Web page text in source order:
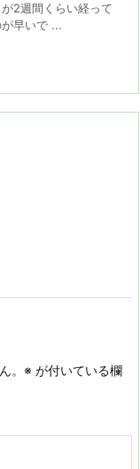
2週間くらい経って
早いで ...
。 ※ が付いている欄